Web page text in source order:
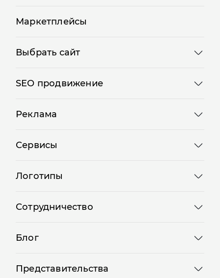
Маркетплейсы
Выбрать сайт
SEO продвижение
Реклама
Сервисы
Логотипы
Сотрудничество
Блог
Представительства